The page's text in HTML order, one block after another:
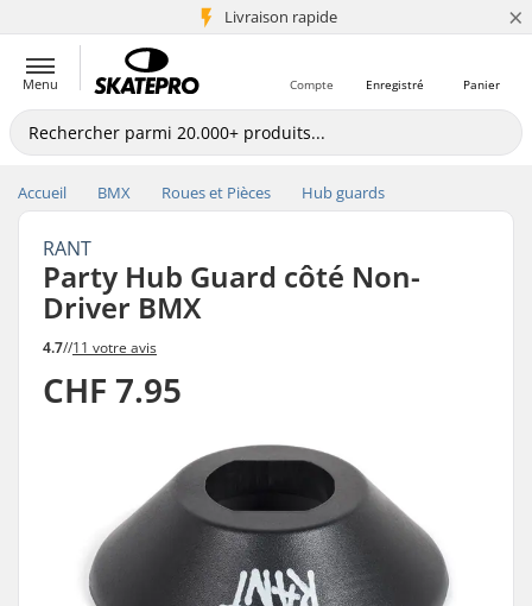
Livraison rapide
+5 mio de clients ×
Menu Panier
Enregistré
Compte
Accueil BMX Roues et Pièces Hub guards
RANT
Party Hub Guard côté Non-
Driver BMX
4.7//11 votre avis
CHF 7.95